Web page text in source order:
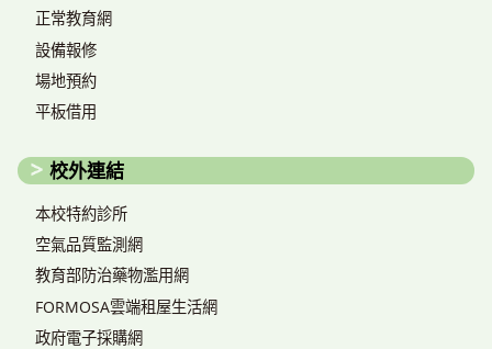
正常教育網
設備報修
場地預約
平板借用
校外連結
本校特約診所
空氣品質監測網
教育部防治藥物濫用網
FORMOSA雲端租屋生活網
政府電子採購網